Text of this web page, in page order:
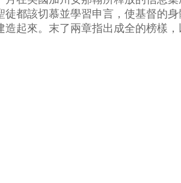
都該切慕並學習申言，使基督的
起來。末了兩章指出成全的榜樣，